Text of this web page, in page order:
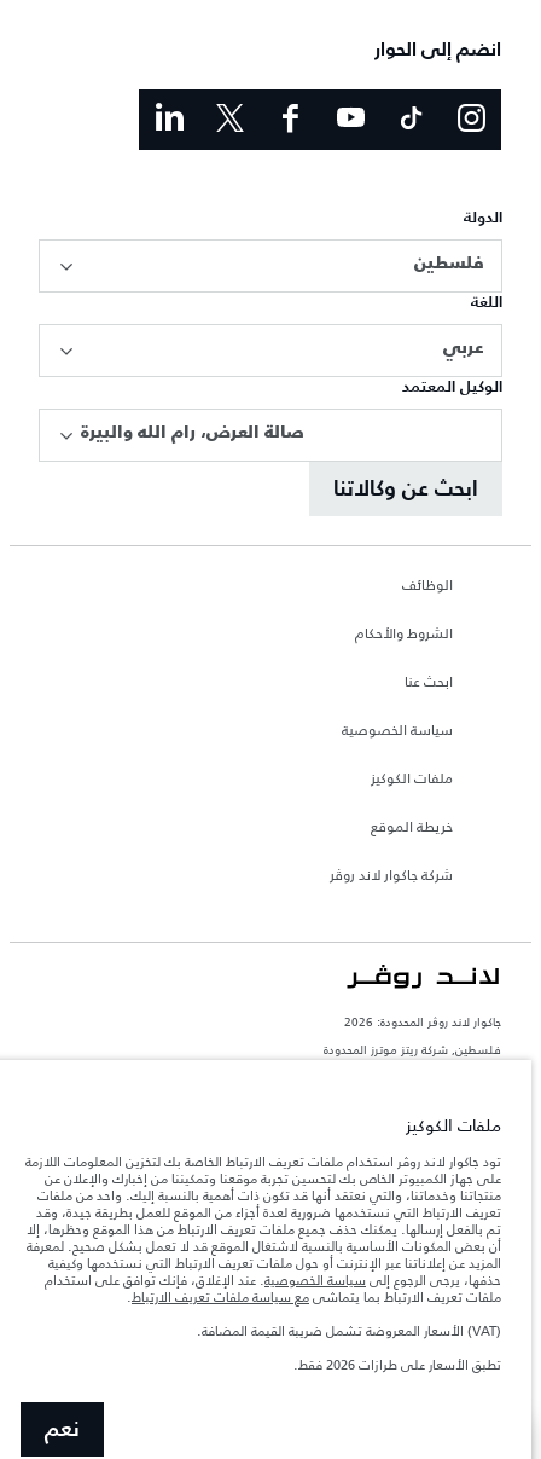
انضم إلى الحوار
الدولة
فلسطين
اللغة
عربي
الوكيل المعتمد
صالة العرض، رام الله والبيرة
ابحث عن وكالاتنا
الوظائف
الشروط والأحكام
ابحث عنا
سياسة الخصوصية
ملفات الكوكيز
خريطة الموقع
شركة جاكوار لاند روڤر
جاكوار لاند روڨر المحدودة: 2026
فلسطين, شركة ريتز موترز المحدودة
والحمولة.
المعلومات والمواصفات والأسعار والألوان المذكورة على هذا الموقع قد تختلف من بلد إلى
آخر، كما أنّها قد تتغير بدون إشعار مسبق. الرجاء التواصل مع وكيلنا المحلي للتأكد من توفّرها
والتحقق من الأسعار.
ملاحظة مهمة حول الصور والمواصفات. إن النقص العالمي في أشباه الموصلات يؤثر حاليًا
في مواصفات تصميم السيارات وتوفر الخيارات وتوقيتات التصاميم. هذا ظرف ديناميكي
للغاية، ونتيجة لذلك، قد لا تمثّل الصور المستخدَمة ضمن موقع الويب حاليًا المواصفات الحالية
بالكامل بالنسبة إلى الميزات والخيارات والحلية ومجموعات الألوان. يرجى استشارة وكيلك الذي
سيتمكّن من تأكيد أي تقييدات حالية معك للسماح لك باتخاذ قرار مدروس
الأرقام المقدمة هي نتيجة لاختبارات المصنع الرسمية وفقاً لتشريعات الاتحاد الأوروبي. قد
الأرقام بغرض المقارنة فحسب.‎‎‎
ملفات الكوكيز
تود جاكوار لاند روڤر استخدام ملفات تعريف الارتباط الخاصة بك لتخزين المعلومات اللازمة
على جهاز الكمبيوتر الخاص بك لتحسين تجربة موقعنا وتمكيننا من إخبارك والإعلان عن
منتجاتنا وخدماتنا، والتي نعتقد أنها قد تكون ذات أهمية بالنسبة إليك. واحد من ملفات
تعريف الارتباط التي نستخدمها ضرورية لعدة أجزاء من الموقع للعمل بطريقة جيدة، وقد
تم بالفعل إرسالها. يمكنك حذف جميع ملفات تعريف الارتباط من هذا الموقع وحظرها، إلا
أن بعض المكونات الأساسية بالنسبة لاشتغال الموقع قد لا تعمل بشكل صحيح. لمعرفة
المزيد عن إعلاناتنا عبر الإنترنت أو حول ملفات تعريف الارتباط التي نستخدمها وكيفية
حذفها، يرجى الرجوع إلى سياسة الخصوصية. عند الإغلاق، فإنك توافق على استخدام
ملفات تعريف الارتباط بما يتماشىمع سياسة ملفات تعريف الارتباط.
(VAT) الأسعار المعروضة تشمل ضريبة القيمة المضافة.
تطبق الأسعار على طرازات 2026 فقط.
نعم